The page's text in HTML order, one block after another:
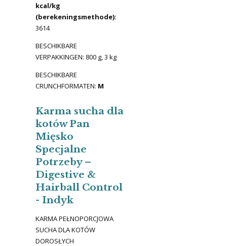
kcal/kg
(berekeningsmethode):
3614
BESCHIKBARE
VERPAKKINGEN: 800 g, 3 kg
BESCHIKBARE
CRUNCHFORMATEN: M
Karma sucha dla
kotów Pan
Mięsko
Specjalne
Potrzeby –
Digestive &
Hairball Control
- Indyk
KARMA PEŁNOPORCJOWA
SUCHA DLA KOTÓW
DOROSŁYCH